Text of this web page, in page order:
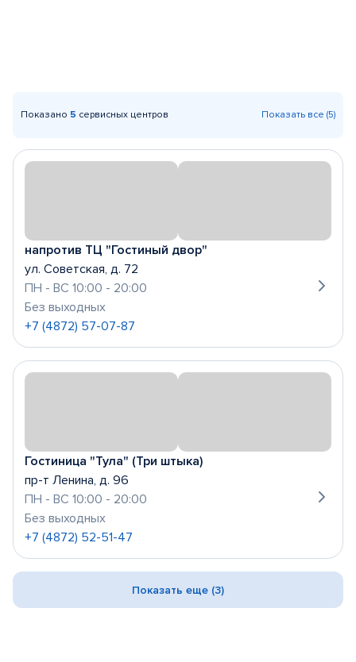
Показано 5 сервисных центров Показать все (5)
напротив ТЦ "Гостиный двор"
ул. Советская, д. 72
ПН - ВС 10:00 - 20:00
Без выходных
+7 (4872) 57-07-87
Гостиница "Тула" (Три штыка)
пр-т Ленина, д. 96
ПН - ВС 10:00 - 20:00
Без выходных
+7 (4872) 52-51-47
Показать еще (3)